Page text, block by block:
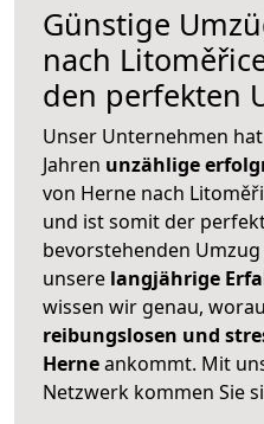
Günstige
nach
den perfekten
Unser Unternehmen
Jahren unzählige
von Herne nach
und ist somit der
bevorstehenden
unsere langjährige
wissen wir genau,
reibungslosen und
Herneankommt. Mit
Netzwerk kommen Sie